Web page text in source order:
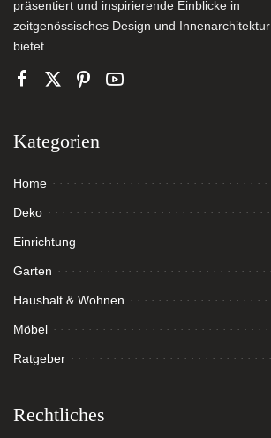
präsentiert und inspirierende Einblicke in
zeitgenössisches Design und Innenarchitektur
bietet.
Kategorien
Home
Deko
Einrichtung
Garten
Haushalt & Wohnen
Möbel
Ratgeber
Rechtliches